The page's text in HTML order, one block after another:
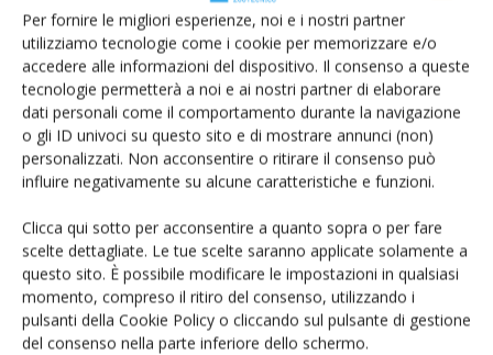
Per fornire le migliori esperienze, noi e i nostri partner
utilizziamo tecnologie come i cookie per memorizzare e/o
accedere alle informazioni del dispositivo. Il consenso a queste
tecnologie permetterà a noi e ai nostri partner di elaborare
dati personali come il comportamento durante la navigazione
o gli ID univoci su questo sito e di mostrare annunci (non)
personalizzati. Non acconsentire o ritirare il consenso può
influire negativamente su alcune caratteristiche e funzioni.
Clicca qui sotto per acconsentire a quanto sopra o per fare
scelte dettagliate. Le tue scelte saranno applicate solamente a
questo sito. È possibile modificare le impostazioni in qualsiasi
momento, compreso il ritiro del consenso, utilizzando i
pulsanti della Cookie Policy o cliccando sul pulsante di gestione
del consenso nella parte inferiore dello schermo.
Facebook Twitter
Articoli correlati
Quote latte, conferma Ue, l’Italia
pagherà 30 milioni